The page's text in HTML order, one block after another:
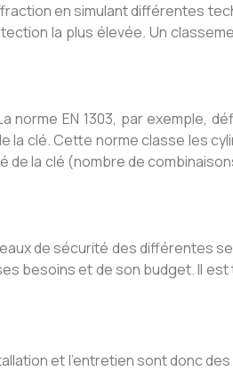
en simulant différentes
la plus élevée. Un
EN 1303, par exemple,
la clé. Cette norme classe les
la clé (nombre de
de sécurité des différentes
besoins et de son budget. Il
et l’entretien sont donc